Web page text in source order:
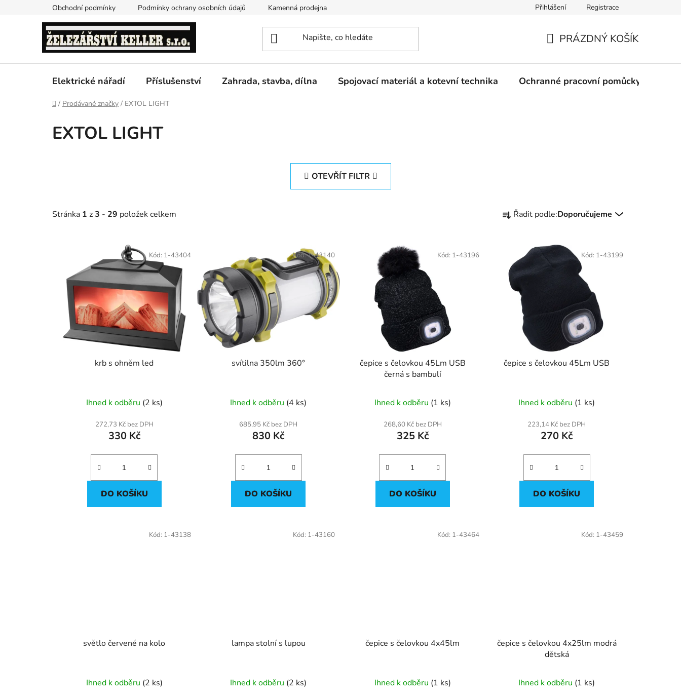
Obchodní podmínky Podmínky ochrany osobních údajů Kamenná prodejna Přihlášení Registrace
KOŠÍK
PRÁZDNÝ KOŠÍK
Elektrické nářadí Příslušenství Zahrada, stavba, dílna Spojovací materiál a kotevní technika Ochranné pracovní pomůcky
Domů
/ Prodávané značky / EXTOL LIGHT
EXTOL LIGHT
OTEVŘÍT FILTR
Stránka 1 z3 - 29 položek celkem
a
t
Řadit podle:Doporučujeme
krb s ohněm led
Ihned k odběru (2 ks)
272,73 Kč bez DPH
330 Kč
DO KOŠÍKU
Kód: 1-43404
svítilna 350lm 360°
Ihned k odběru (4 ks)
685,95 Kč bez DPH
830 Kč
DO KOŠÍKU
Kód:1-43140
čepice s čelovkou 45Lm USB
černá s bambulí
Ihned k odběru (1 ks)
268,60 Kč bez DPH
325 Kč
DO KOŠÍKU
Kód: 1-43196
čepice s čelovkou 45Lm USB
Ihned k odběru (1 ks)
223,14 Kč bez DPH
270 Kč
DO KOŠÍKU
Kód: 1-43199
světlo červené na kolo
Ihned k odběru (2 ks)
Kód: 1-43138
lampa stolní s lupou
Ihned k odběru (2 ks)
Kód: 1-43160
čepice s čelovkou 4x45lm
Ihned k odběru (1 ks)
Kód: 1-43464
čepice s čelovkou 4x25lm modrá
dětská
Ihned k odběru (1 ks)
Kód: 1-43459